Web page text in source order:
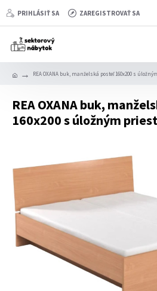
PRIHLÁSIŤ SA ZAREGISTROVAŤ SA
REA OXANA buk, manželská posteľ 160x200 s
REA OXANA buk,
160x200 s úložným